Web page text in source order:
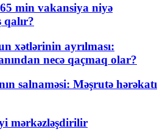
min vakansiya niyə
qalır?
xətlərinin ayrılması:
necə qaçmaq olar?
salnaməsi: Məşrutə hərəkatı
mərkəzləşdirilir